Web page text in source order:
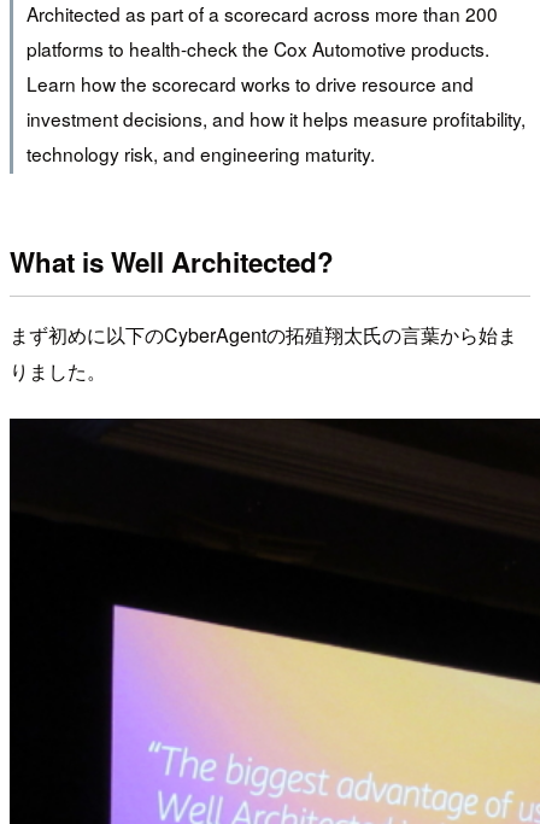
Architected as part of a scorecard across more than 200
platforms to health-check the Cox Automotive products.
Learn how the scorecard works to drive resource and
investment decisions, and how it helps measure profitability,
technology risk, and engineering maturity.
What is Well Architected?
まず初めに以下のCyberAgentの拓殖翔太氏の言葉から始ま
りました。